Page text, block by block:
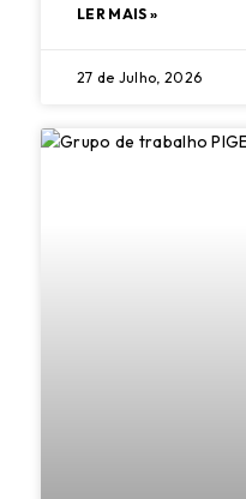
LER MAIS »
27 de Julho, 2026